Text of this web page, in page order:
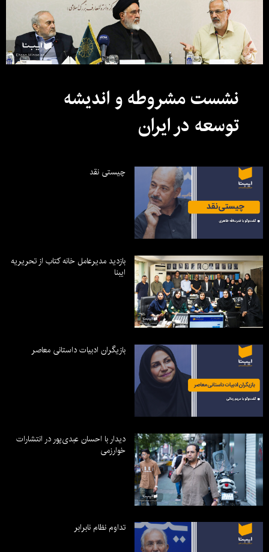
نشست مشروطه و اندیشه
توسعه در ایران
چیستی نقد
بازدید مدیرعامل خانه کتاب از تحریریه
ایبنا
بازیگران ادبیات داستانی معاصر
دیدار با احسان عبدی‌پور در انتشارات
خوارزمی
تداوم نظام نابرابر